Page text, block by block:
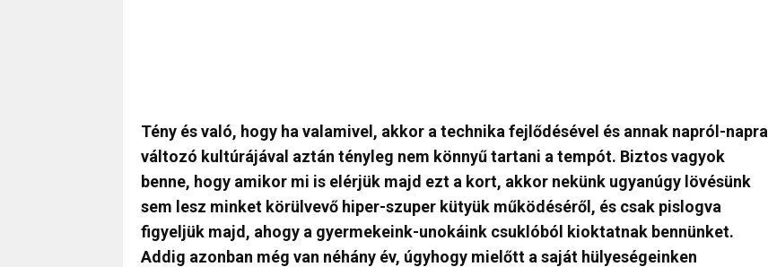
Tény és való, hogy ha valamivel, akkor a technika fejlődésével és annak napról-napra
változó kultúrájával aztán tényleg nem könnyű tartani a tempót. Biztos vagyok
benne, hogy amikor mi is elérjük majd ezt a kort, akkor nekünk ugyanúgy lövésünk
sem lesz minket körülvevő hiper-szuper kütyük működéséről, és csak pislogva
figyeljük majd, ahogy a gyermekeink-unokáink csuklóból kioktatnak bennünket.
Addig azonban még van néhány év, úgyhogy mielőtt a saját hülyeségeinken